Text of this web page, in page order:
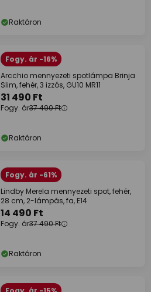
Raktáron
Fogy. ár -16%
Arcchio mennyezeti spotlámpa Brinja
Slim, fehér, 3 izzós, GU10 MR11
31 490 Ft
Fogy. ár37 490 Ft
Raktáron
Fogy. ár -61%
Lindby Merela mennyezeti spot, fehér,
28 cm, 2-lámpás, fa, E14
14 490 Ft
Fogy. ár37 490 Ft
Raktáron